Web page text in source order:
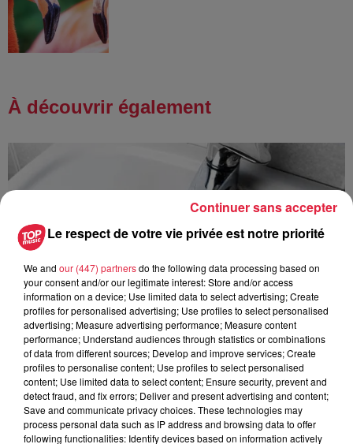
À découvrir également
À Hoerdt, de l’eau brune sort des robinets
Depuis plusieurs jours, des habitants de Hoerdt ont vu de
Le respect de votre vie privée est notre priorité
We and our (447) partnersdo the following data processing based on
your consent and/or our legitimate interest: Store and/or access
information on a device; Use limited data to select advertising; Create
profiles for personalised advertising; Use profiles to select personalised
advertising; Measure advertising performance; Measure content
performance; Understand audiences through statistics or combinations
of data from different sources; Develop and improve services; Create
profiles to personalise content; Use profiles to select personalised
content; Use limited data to select content; Ensure security, prevent and
detect fraud, and fix errors; Deliver and present advertising and content;
Save and communicate privacy choices. These technologies may
process personal data such as IP address and browsing data to offer
following functionalities: Identify devices based on information actively
Continuer sans accepter